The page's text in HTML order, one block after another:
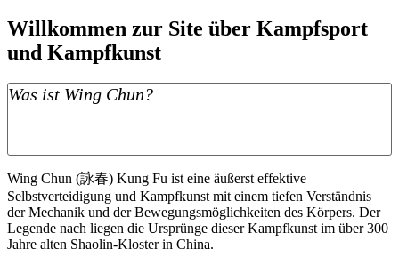
Willkommen zur Site über Kampfsport
und Kampfkunst
Was ist Wing Chun?
Wing Chun (詠春) Kung Fu ist eine äußerst effektive
Selbstverteidigung und Kampfkunst mit einem tiefen Verständnis
der Mechanik und der Bewegungsmöglichkeiten des Körpers. Der
Legende nach liegen die Ursprünge dieser Kampfkunst im über 300
Jahre alten Shaolin-Kloster in China.